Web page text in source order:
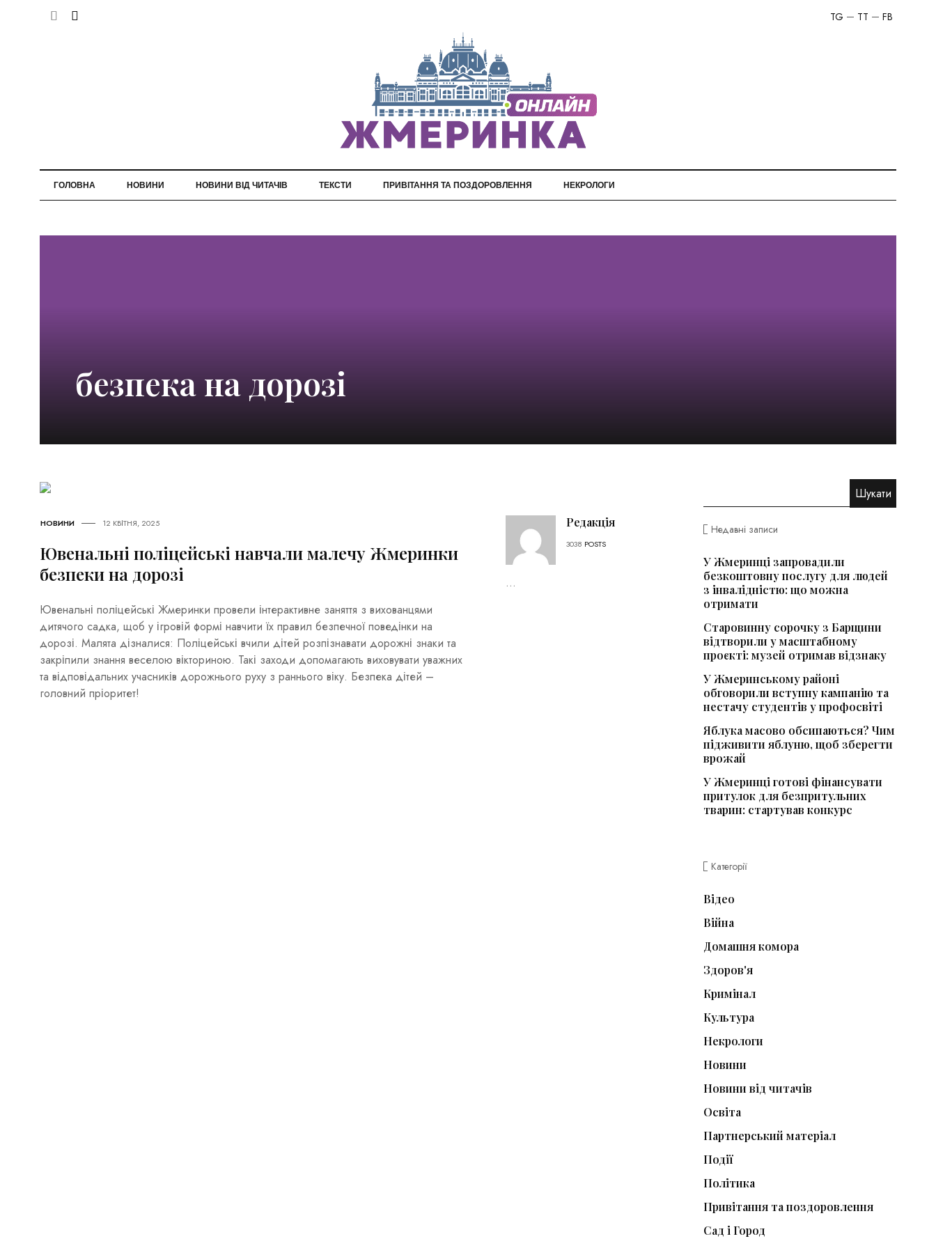
FB
TT
TG
ГОЛОВНА НОВИНИ НОВИНИ ВІД ЧИТАЧІВ ТЕКСТИ ПРИВІТАННЯ ТА ПОЗДОРОВЛЕННЯ НЕКРОЛОГИ
безпека на дорозі
НОВИНИ 12 КВІТНЯ, 2025
Ювенальні поліцейські навчали малечу Жмеринки
безпеки на дорозі
Ювенальні поліцейські Жмеринки провели інтерактивне заняття з вихованцями
дитячого садка, щоб у ігровій формі навчити їх правил безпечної поведінки на
дорозі. Малята дізналися: Поліцейські вчили дітей розпізнавати дорожні знаки та
закріпили знання веселою вікториною. Такі заходи допомагають виховувати уважних
та відповідальних учасників дорожнього руху з раннього віку. Безпека дітей –
головний пріоритет!
Редакція
3038 POSTS
...
Недавні записи
У Жмеринці запровадили
безкоштовну послугу для людей
з інвалідністю: що можна
отримати
Старовинну сорочку з Барщини
відтворили у масштабному
проєкті: музей отримав відзнаку
У Жмеринському районі
обговорили вступну кампанію та
нестачу студентів у профосвіті
Яблука масово обсипаються? Чим
підживити яблуню, щоб зберегти
врожай
У Жмеринці готові фінансувати
притулок для безпритульних
тварин: стартував конкурс
Категорії
Відео
Війна
Домашня комора
Здоров'я
Кримінал
Культура
Некрологи
Новини
Новини від читачів
Освіта
Партнерський матеріал
Події
Політика
Привітання та поздоровлення
Сад і Город